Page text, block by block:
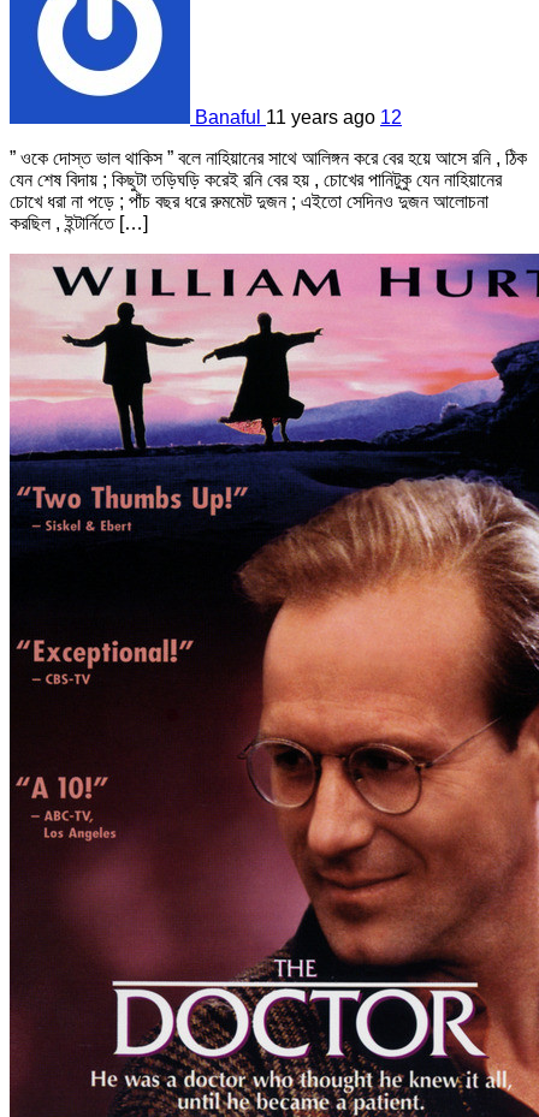
Banaful 11 years ago 12
” ওকে দোস্ত ভাল থাকিস ” বলে নাহিয়ানের সাথে আলিঙ্গন করে বের হয়ে আসে রনি , ঠিক
যেন শেষ বিদায় ; কিছুটা তড়িঘড়ি করেই রনি বের হয় , চোখের পানিটুকু যেন নাহিয়ানের
চোখে ধরা না পড়ে ; পাঁচ বছর ধরে রুমমেট দুজন ; এইতো সেদিনও দুজন আলোচনা
করছিল , ইন্টার্নিতে […]